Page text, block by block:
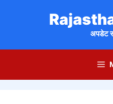
अपडेट